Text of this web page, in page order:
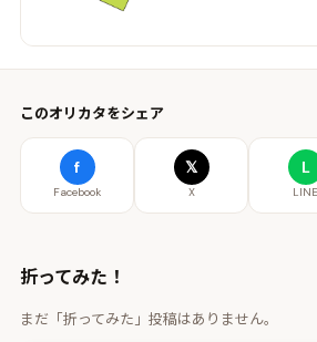
このオリカタをシェア
f
Facebook
𝕏
X
L
LINE
折ってみた！
まだ「折ってみた」投稿はありません。